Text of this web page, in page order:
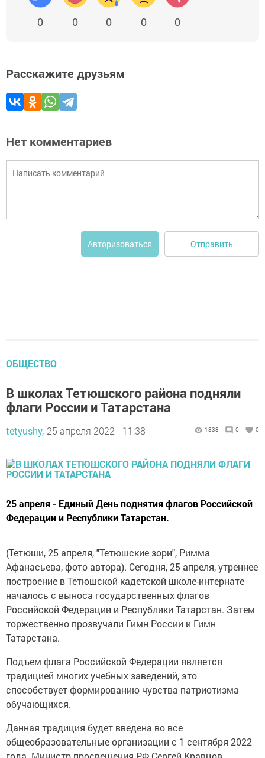
0 0 0 0 0
Расскажите друзьям
Нет комментариев
Авторизоваться Отправить
ОБЩЕСТВО
В школах Тетюшского района подняли
флаги России и Татарстана
tetyushy, 25 апреля 2022 - 11:38 1838 0 0
25 апреля - Единый День поднятия флагов Российской
Федерации и Республики Татарстан.
(Тетюши, 25 апреля, "Тетюшские зори", Римма
Афанасьева, фото автора). Сегодня, 25 апреля, утреннее
построение в Тетюшской кадетской школе-интернате
началось с выноса государственных флагов
Российской Федерации и Республики Татарстан. Затем
торжественно прозвучали Гимн России и Гимн
Татарстана.
Подъем флага Российской Федерации является
традицией многих учебных заведений, это
способствует формированию чувства патриотизма
обучающихся.
Данная традиция будет введена во все
общеобразовательные организации с 1 сентября 2022